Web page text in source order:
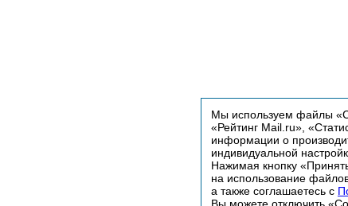
Мы используем файлы
«Рейтинг Mail.ru»,
информации о
индивидуальной
Нажимая кнопку
на использование
а также соглашаетесь с